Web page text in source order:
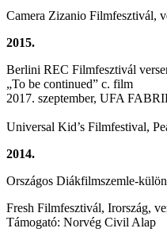
Camera Zizanio Filmfesztivál,
2015.
Berlini REC Filmfesztivál
„To be continued” c. film
2017. szeptember, UFA
Universal Kid’s Filmfestival,
2014.
Országos Diákfilmszemle-
Fresh Filmfesztivál, Irország,
Támogató: Norvég Civil Alap